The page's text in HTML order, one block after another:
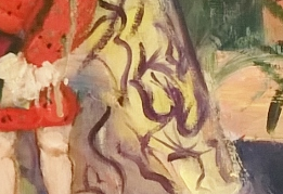
1972 1971 1970 1969
1962 1961 1960